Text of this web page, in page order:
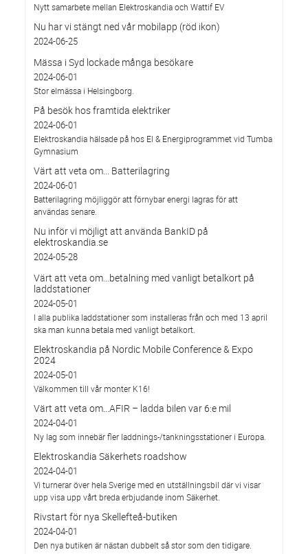
Nytt samarbete mellan Elektroskandia och Wattif EV
Nu har vi stängt ned vår mobilapp (röd ikon)
2024-06-25
Mässa i Syd lockade många besökare
2024-06-01
Stor elmässa i Helsingborg.
På besök hos framtida elektriker
2024-06-01
Elektroskandia hälsade på hos El & Energiprogrammet vid Tumba
Gymnasium
Värt att veta om... Batterilagring
2024-06-01
Batterilagring möjliggör att förnybar energi lagras för att
användas senare.
Nu inför vi möjligt att använda BankID på
elektroskandia.se
2024-05-28
Värt att veta om…betalning med vanligt betalkort på
laddstationer
2024-05-01
I alla publika laddstationer som installeras från och med 13 april
ska man kunna betala med vanligt betalkort.
Elektroskandia på Nordic Mobile Conference & Expo
2024
2024-05-01
Välkommen till vår monter K16!
Värt att veta om...AFIR – ladda bilen var 6:e mil
2024-04-01
Ny lag som innebär fler laddnings-/tankningsstationer i Europa.
Elektroskandia Säkerhets roadshow
2024-04-01
Vi turnerar över hela Sverige med en utställningsbil där vi visar
upp visa upp vårt breda erbjudande inom Säkerhet.
Rivstart för nya Skellefteå-butiken
2024-04-01
Den nya butiken är nästan dubbelt så stor som den tidigare.